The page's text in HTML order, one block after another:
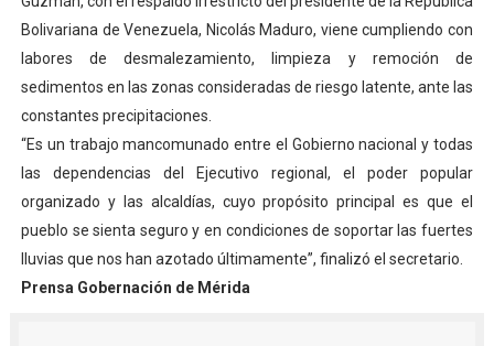
Bolivariana de Venezuela, Nicolás Maduro, viene cumpliendo con
labores de desmalezamiento, limpieza y remoción de
sedimentos en las zonas consideradas de riesgo latente, ante las
constantes precipitaciones.
“Es un trabajo mancomunado entre el Gobierno nacional y todas
las dependencias del Ejecutivo regional, el poder popular
organizado y las alcaldías, cuyo propósito principal es que el
pueblo se sienta seguro y en condiciones de soportar las fuertes
lluvias que nos han azotado últimamente”, finalizó el secretario.
Prensa Gobernación de Mérida